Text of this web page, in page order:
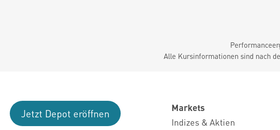
Alle Kursinformationen sind nach
Jetzt Depot eröffnen
Markets
Indizes & Aktien